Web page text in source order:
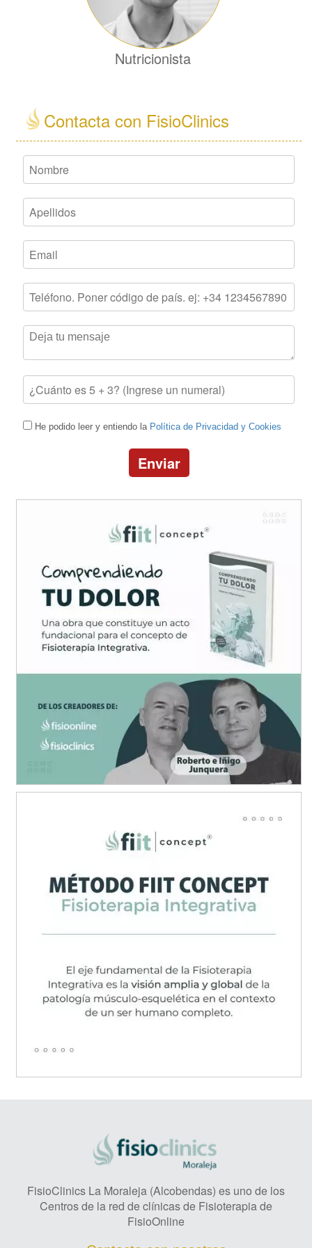
Nutricionista
Contacta con FisioClinics
He podido leer y entiendo la Política de Privacidad y Cookies
Enviar
FisioClinics La Moraleja (Alcobendas) es uno de los
Centros de la red de clínicas de Fisioterapia de
FisioOnline